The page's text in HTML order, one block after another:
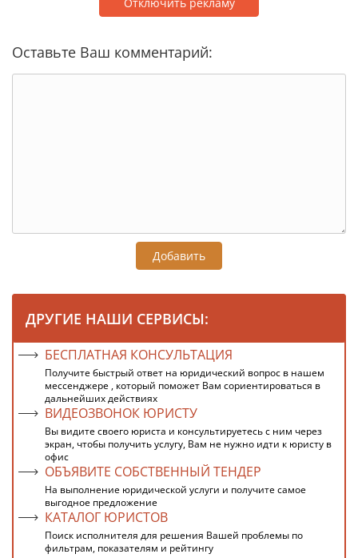
Оставьте Ваш комментарий:
Добавить
ДРУГИЕ НАШИ СЕРВИСЫ:
БЕСПЛАТНАЯ КОНСУЛЬТАЦИЯ
Получите быстрый ответ на юридический вопрос в нашем
мессенджере , который поможет Вам сориентироваться в
дальнейших действиях
ВИДЕОЗВОНОК ЮРИСТУ
Вы видите своего юриста и консультируетесь с ним через
экран, чтобы получить услугу, Вам не нужно идти к юристу в
офис
ОБЪЯВИТЕ СОБСТВЕННЫЙ ТЕНДЕР
На выполнение юридической услуги и получите самое
выгодное предложение
КАТАЛОГ ЮРИСТОВ
Поиск исполнителя для решения Вашей проблемы по
фильтрам, показателям и рейтингу